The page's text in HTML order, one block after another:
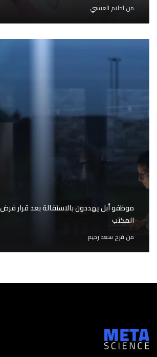
من احلام العبسي
موظفو أبل يهددون بالاستقالة بعد قرار
المكتب
من فرح سعد رحيم